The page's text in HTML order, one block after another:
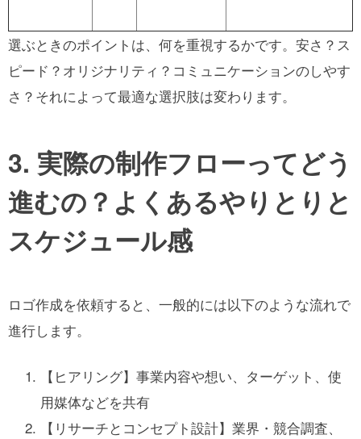
選ぶときのポイントは、何を重視するかです。安さ？ス
ピード？オリジナリティ？コミュニケーションのしやす
さ？それによって最適な選択肢は変わります。
3. 実際の制作フローってどう
進むの？よくあるやりとりと
スケジュール感
ロゴ作成を依頼すると、一般的には以下のような流れで
進行します。
【ヒアリング】事業内容や想い、ターゲット、使
用媒体などを共有
【リサーチとコンセプト設計】業界・競合調査、